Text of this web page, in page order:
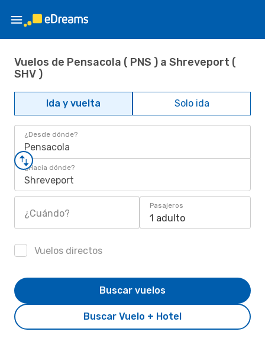
Vuelos de Pensacola ( PNS ) a Shreveport (
SHV )
Ida y vuelta Solo ida
¿Desde dónde?
Pensacola
¿Hacia dónde?
Shreveport
¿Cuándo?
Pasajeros
1 adulto
Vuelos directos
Buscar Vuelo + Hotel
Buscar vuelos